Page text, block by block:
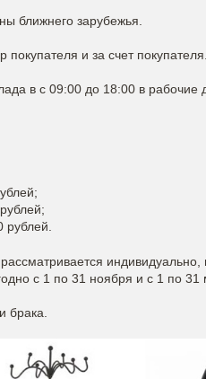
ближнего зарубежья.
и за счет покупателя.
в c 09:00 до 18:00 в рабочие
рублей.
рассматривается
с 1 по 31 ноября и с 1 по 31
брака.